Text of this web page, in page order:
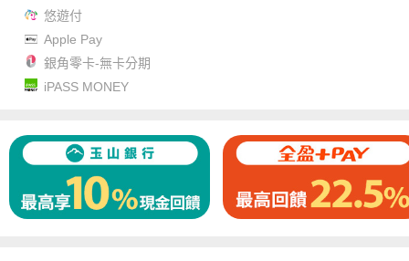
悠遊付
Apple Pay
銀角零卡-無卡分期
iPASS MONEY